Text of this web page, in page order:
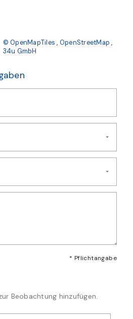
© OpenMapTiles , OpenStreetMap ,
34u GmbH
beobachteten Exemplare ein
die Mengenangabe aus
für diese Beobachtung
* Pflichtangabe
Beobachtung hinzufügen.